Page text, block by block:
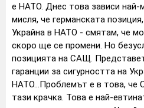
е НАТО. Днес това зависи
мисля, че германската
Украйна в НАТО - смятам, че
скоро ще се промени. Но
позицията на САЩ.
гаранции за сигурността на
НАТО...Проблемът е в това,
тази крачка. Това е най-